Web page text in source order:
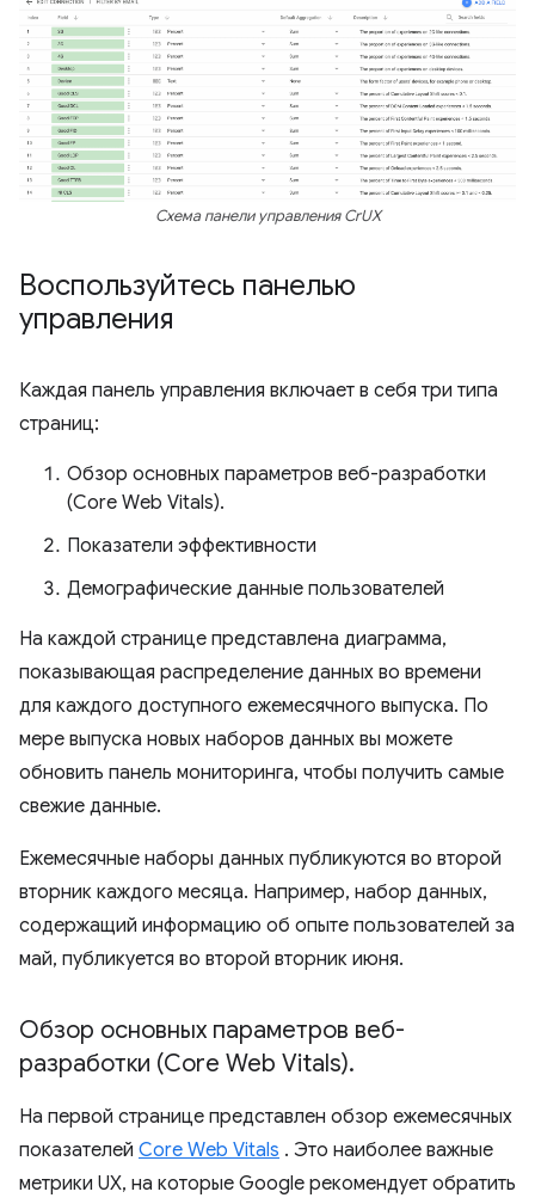
Схема панели управления CrUX
Воспользуйтесь панелью
управления
Каждая панель управления включает в себя три типа
страниц:
Обзор основных параметров веб-разработки
(Core Web Vitals).
Показатели эффективности
Демографические данные пользователей
На каждой странице представлена ​​диаграмма,
показывающая распределение данных во времени
для каждого доступного ежемесячного выпуска. По
мере выпуска новых наборов данных вы можете
обновить панель мониторинга, чтобы получить самые
свежие данные.
Ежемесячные наборы данных публикуются во второй
вторник каждого месяца. Например, набор данных,
содержащий информацию об опыте пользователей за
май, публикуется во второй вторник июня.
Обзор основных параметров веб-
разработки (Core Web Vitals).
На первой странице представлен обзор ежемесячных
показателей Core Web Vitals . Это наиболее важные
метрики UX, на которые Google рекомендует обратить